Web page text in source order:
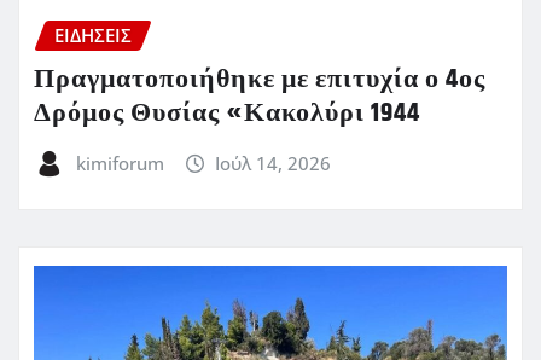
ΕΙΔΗΣΕΙΣ
Πραγματοποιήθηκε με επιτυχία ο 4ος
Δρόμος Θυσίας «Κακολύρι 1944
kimiforum Ιούλ 14, 2026